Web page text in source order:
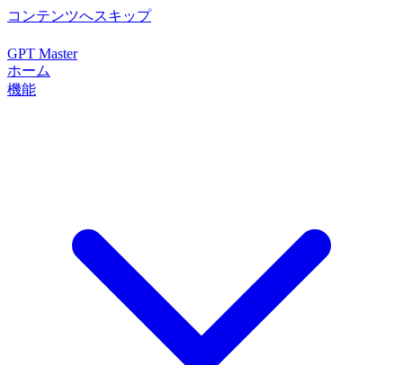
コンテンツへスキップ
GPT Master
ホーム
機能